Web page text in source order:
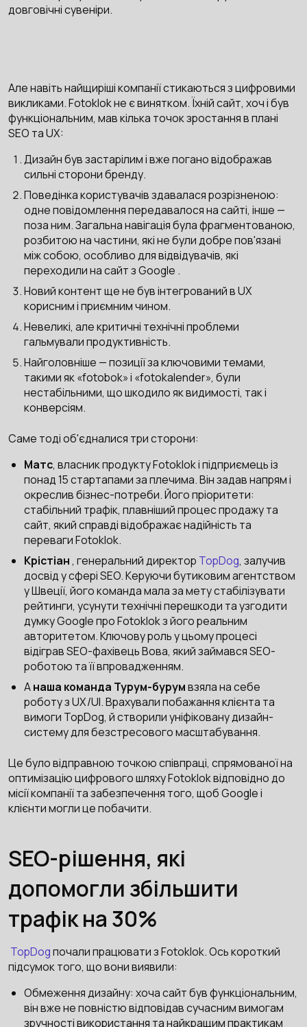
довговічні сувеніри.
Але навіть найщиріші компанії стикаються з цифровими
викликами. Fotoklok не є винятком. Їхній сайт, хоч і був
функціональним, мав кілька точок зростання в плані
SEO та UX:
Дизайн був застарілим і вже погано відображав
сильні сторони бренду.
Поведінка користувачів здавалася розрізненою:
одне повідомлення передавалося на сайті, інше —
поза ним. Загальна навігація була фрагментованою,
розбитою на частини, які не були добре пов'язані
між собою, особливо для відвідувачів, які
переходили на сайт з Google .
Новий контент ще не був інтегрований в UX
корисним і приємним чином.
Невеликі, але критичні технічні проблеми
гальмували продуктивність.
Найголовніше — позиції за ключовими темами,
такими як «fotobok» і «fotokalender», були
нестабільними, що шкодило як видимості, так і
конверсіям.
Саме тоді об'єдналися три сторони:
Матс, власник продукту Fotoklok і підприємець із
понад 15 стартапами за плечима. Він задав напрям і
окреслив бізнес-потреби. Його пріоритети:
стабільний трафік, плавніший процес продажу та
сайт, який справді відображає надійність та
переваги Fotoklok.
Крістіан, генеральний директор TopDog, залучив
досвід у сфері SEO. Керуючи бутиковим агентством
у Швеції, його команда мала за мету стабілізувати
рейтинги, усунути технічні перешкоди та узгодити
думку Google про Fotoklok з його реальним
авторитетом. Ключову роль у цьому процесі
відіграв SEO-фахівець Вова, який займався SEO-
роботою та її впровадженням.
Анаша команда Турум-бурумвзяла на себе
роботу з UX/UI. Врахували побажання клієнта та
вимоги TopDog, й створили уніфіковану дизайн-
систему для безстресового масштабування.
Це було відправною точкою співпраці, спрямованої на
оптимізацію цифрового шляху Fotoklok відповідно до
місії компанії та забезпечення того, щоб Google і
клієнти могли це побачити.
SEO-рішення, які
допомогли збільшити
трафік на 30%
TopDogпочали працювати з Fotoklok. Ось короткий
підсумок того, що вони виявили:
Обмеження дизайну: хоча сайт був функціональним,
він вже не повністю відповідав сучасним вимогам
зручності використання та найкращим практикам